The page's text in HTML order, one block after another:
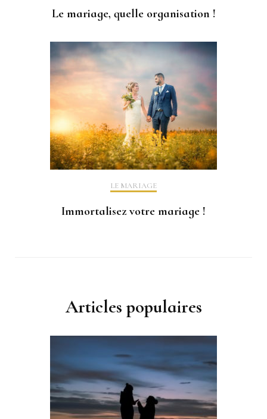
Le mariage, quelle organisation !
LE MARIAGE
Immortalisez votre mariage !
Articles populaires